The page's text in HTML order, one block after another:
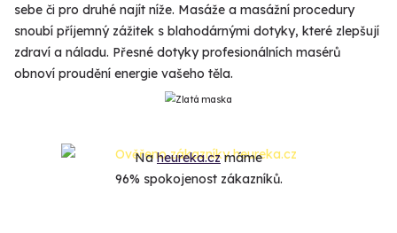
sebe či pro druhé najít níže. Masáže a masážní procedury
snoubí příjemný zážitek s blahodárnými dotyky, které zlepšují
zdraví a náladu. Přesné dotyky profesionálních masérů
obnoví proudění energie vašeho těla.
Naheureka.czmáme
96% spokojenost zákazníků.